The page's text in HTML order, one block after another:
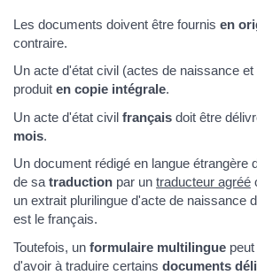
Les documents doivent être fournis en
contraire.
Un acte d'état civil (actes de naissance
produit en copie intégrale.
Un acte d'état civil français doit être
mois.
Un document rédigé en langue étrangère
de sa traduction par un traducteur agréé
un extrait plurilingue d'acte de naissance
est le français.
Toutefois, un formulaire multilingue
d'avoir à traduire certains documents